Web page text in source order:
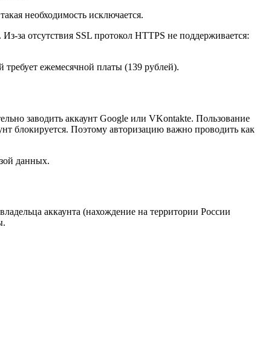
необходимость исключается.
за отсутствия SSL протокол HTTPS не поддерживается:
требует ежемесячной платы (139 рублей).
заводить аккаунт Google или VKontakte. Пользование
блокируется. Поэтому авторизацию важно проводить как
данных.
аккаунта (нахождение на территории России